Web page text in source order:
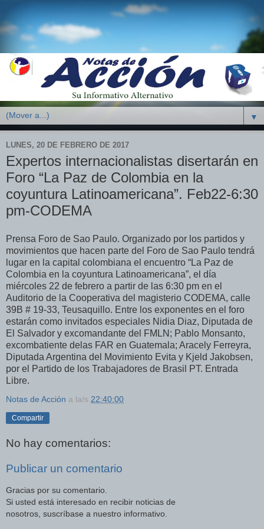
▼
LUNES, 20 DE FEBRERO DE 2017
Expertos internacionalistas disertarán en
Foro “La Paz de Colombia en la
coyuntura Latinoamericana”. Feb22-6:30
pm-CODEMA
Prensa Foro de Sao Paulo. Organizado por los partidos y
movimientos que hacen parte del Foro de Sao Paulo tendrá
lugar en la capital colombiana el encuentro “La Paz de
Colombia en la coyuntura Latinoamericana”, el día
miércoles 22 de febrero a partir de las 6:30 pm en el
Auditorio de la Cooperativa del magisterio CODEMA, calle
39B # 19-33, Teusaquillo. Entre los exponentes en el foro
estarán como invitados especiales Nidia Diaz, Diputada de
El Salvador y excomandante del FMLN; Pablo Monsanto,
excombatiente delas FAR en Guatemala; Aracely Ferreyra,
Diputada Argentina del Movimiento Evita y Kjeld Jakobsen,
por el Partido de los Trabajadores de Brasil PT. Entrada
Libre.
Notas de Acción a la/s 22:40:00
Compartir
No hay comentarios:
Publicar un comentario
Gracias por su comentario.
Si usted está interesado en recibir noticias de
nosotros, suscríbase a nuestro informativo.